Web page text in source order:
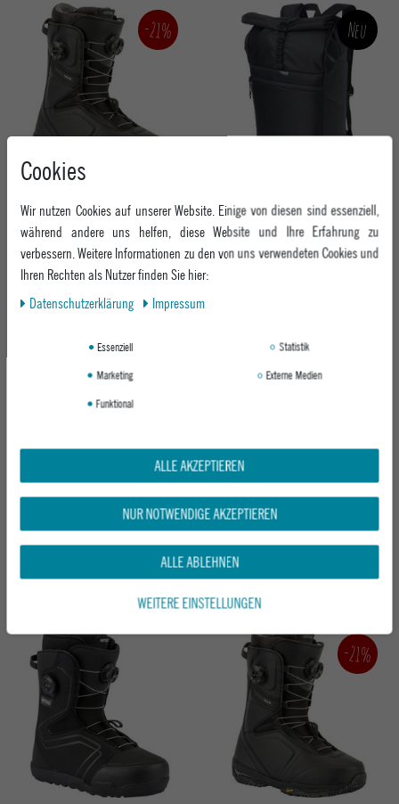
-21%
TEAM BOA BOOT´26
BLACK-TIE DYE
UVP 529,95 €
ab 419,95 €
Neu
0048 BLACKOUT
ab 89,95 €
NITRO DAMEN SNOWBOARDBOOT
SCALA BOA BOOT´26
ICE
ab 259,95 €
NITRO HERREN SNOWBOARDBOOT
VENTURE STEP ON TLS BOOT´26
BLACK
-21%
Cookies
Wir nutzen Cookies auf unserer Website. Einige von diesen sind essenziell,
während andere uns helfen, diese Website und Ihre Erfahrung zu
verbessern. Weitere Informationen zu den von uns verwendeten Cookies und
Ihren Rechten als Nutzer finden Sie hier:
Daten­schutz­erklärung
Impressum
Essenziell
Statistik
Marketing
Externe Medien
Funktional
ALLE AKZEPTIEREN
NUR NOTWENDIGE AKZEPTIEREN
ALLE ABLEHNEN
WEITERE EINSTELLUNGEN